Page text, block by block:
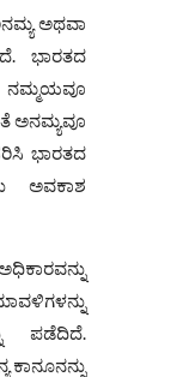
ಅಥವಾ
ಭಾರತದ
ನಮ್ಮಯವೂ
ಅನಮ್ಯವೂ
ಭಾರತದ
ಅವಕಾಶ
ಪಡೆದಿದೆ.